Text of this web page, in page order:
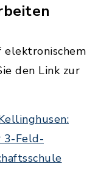
elektronischem
den Link zur
3-Feld-